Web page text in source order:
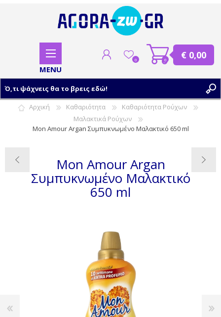
0 0 € 0,00
Αρχική Καθαριότητα
Καθαριότητα Ρούχων
Μαλακτικά Ρούχων
Mon Amour Argan Συμπυκνωμένο Μαλακτικό 650 ml
Mon Amour Argan
Συμπυκνωμένο Μαλακτικό
650 ml